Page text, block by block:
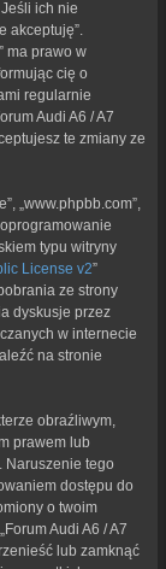
ich nie
akceptuję”.
ma prawo w
cię o
regularnie
Audi A6 / A7
te zmiany ze
„www.phpbb.com”,
oprogramowanie
typu witryny
License v2”
ze strony
dyskusje przez
w internecie
na stronie
obraźliwym,
prawem lub
Naruszenie tego
dostępu do
o twoim
Audi A6 / A7
lub zamknąć